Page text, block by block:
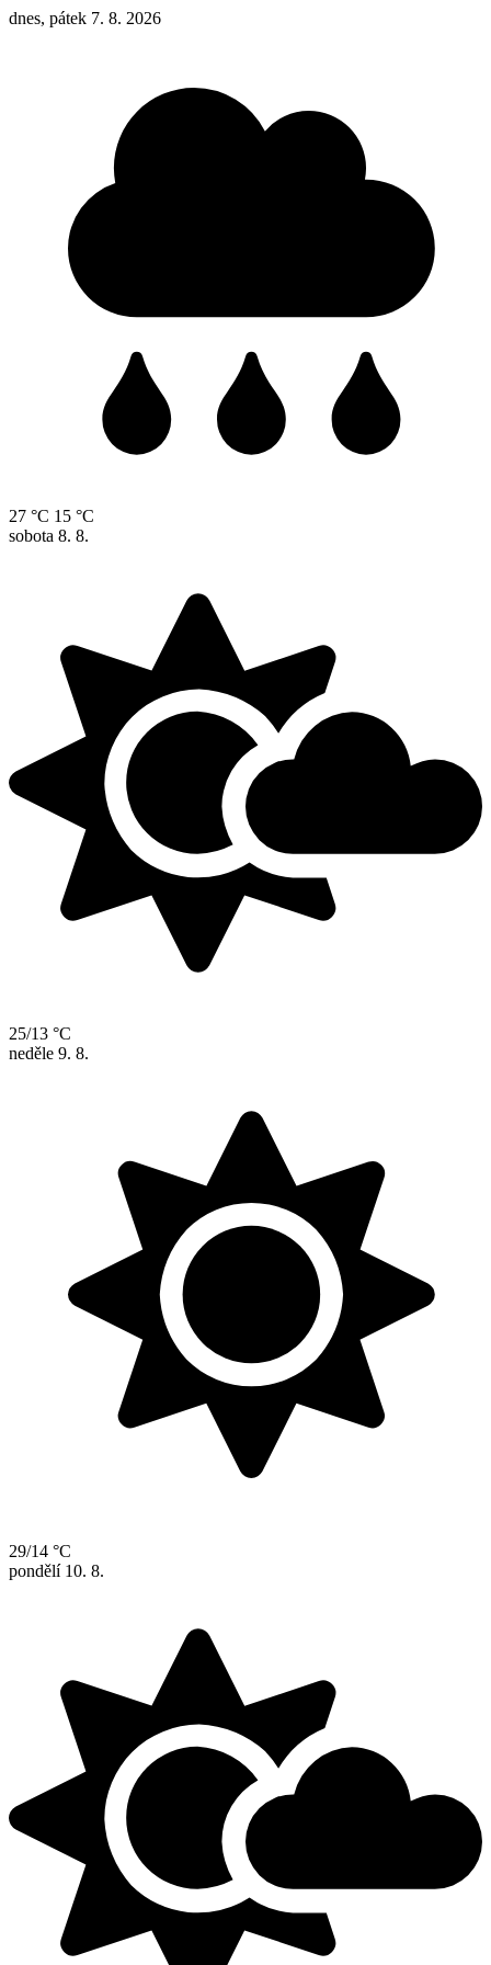
dnes, pátek 7. 8. 2026
27 °C 15 °C
sobota 8. 8.
25/13 °C
neděle 9. 8.
29/14 °C
pondělí 10. 8.